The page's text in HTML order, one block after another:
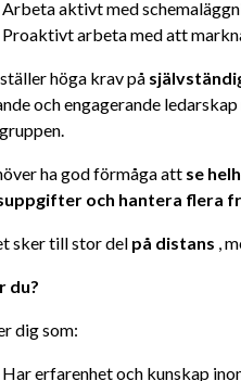
Arbeta aktivt med
Proaktivt arbeta med att
höga krav på
och engagerande
ha god förmåga att se
och hantera flera
sker till stor del på distans ,
du?
dig som:
Har erfarenhet och kunskap